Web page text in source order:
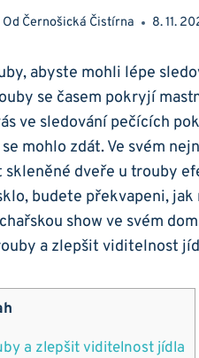
Od Černošická Čistírna 8. 11.
abyste mohli lépe
se časem pokryjí
ve sledování pečících
mohlo zdát. Ve svém
dveře u trouby
budete⁤ překvapeni,
show ve svém
a zlepšit viditelnost jídla